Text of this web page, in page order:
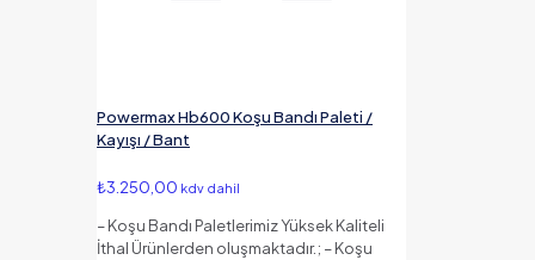
Powermax Hb600 Koşu Bandı Paleti /
Kayışı / Bant
₺3.250,00 kdv dahil
– Koşu Bandı Paletlerimiz Yüksek Kaliteli
İthal Ürünlerden oluşmaktadır.; – Koşu